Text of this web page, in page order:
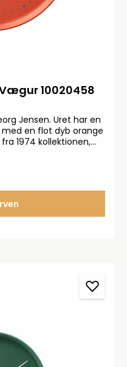
10020458
Jensen. Uret har en
en flot dyb orange
1974 kollektionen,